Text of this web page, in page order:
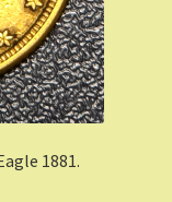
1881.